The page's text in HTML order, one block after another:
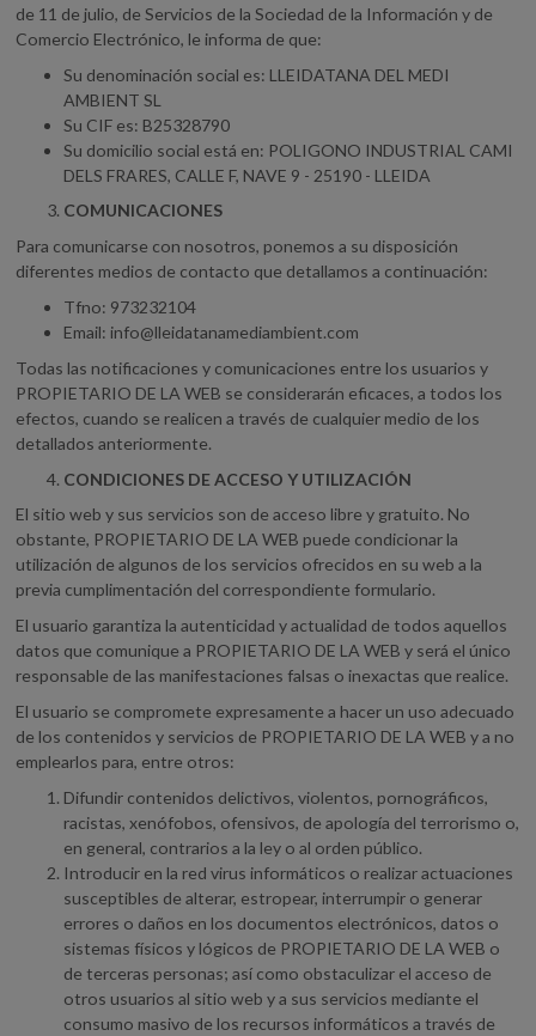
de 11 de julio, de Servicios de la Sociedad de la Información y de
Comercio Electrónico, le informa de que:
Su denominación social es: LLEIDATANA DEL MEDI
AMBIENT SL
Su CIF es: B25328790
Su domicilio social está en: POLIGONO INDUSTRIAL CAMI
DELS FRARES, CALLE F, NAVE 9 - 25190 - LLEIDA
COMUNICACIONES
Para comunicarse con nosotros, ponemos a su disposición
diferentes medios de contacto que detallamos a continuación:
Tfno: 973232104
Email: info@lleidatanamediambient.com
Todas las notificaciones y comunicaciones entre los usuarios y
PROPIETARIO DE LA WEB se considerarán eficaces, a todos los
efectos, cuando se realicen a través de cualquier medio de los
detallados anteriormente.
CONDICIONES DE ACCESO Y UTILIZACIÓN
El sitio web y sus servicios son de acceso libre y gratuito. No
obstante, PROPIETARIO DE LA WEB puede condicionar la
utilización de algunos de los servicios ofrecidos en su web a la
previa cumplimentación del correspondiente formulario.
El usuario garantiza la autenticidad y actualidad de todos aquellos
datos que comunique a PROPIETARIO DE LA WEB y será el único
responsable de las manifestaciones falsas o inexactas que realice.
El usuario se compromete expresamente a hacer un uso adecuado
de los contenidos y servicios de PROPIETARIO DE LA WEB y a no
emplearlos para, entre otros:
Difundir contenidos delictivos, violentos, pornográficos,
racistas, xenófobos, ofensivos, de apología del terrorismo o,
en general, contrarios a la ley o al orden público.
Introducir en la red virus informáticos o realizar actuaciones
susceptibles de alterar, estropear, interrumpir o generar
errores o daños en los documentos electrónicos, datos o
sistemas físicos y lógicos de PROPIETARIO DE LA WEB o
de terceras personas; así como obstaculizar el acceso de
otros usuarios al sitio web y a sus servicios mediante el
consumo masivo de los recursos informáticos a través de